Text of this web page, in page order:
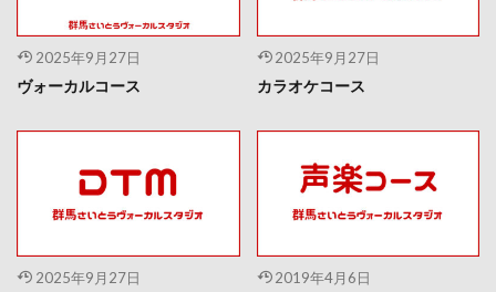
2025年9月27日
ヴォーカルコース
2025年9月27日
カラオケコース
2025年9月27日 2019年4月6日